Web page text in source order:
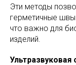
Эти методы
герметичные швы
что важно для
изделий.
Ультразвуковая